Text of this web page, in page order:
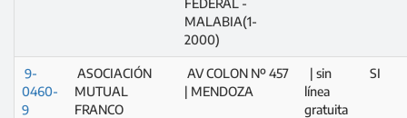
MALABIA(1-
2000)
9-
0460-
9
ASOCIACIÓN
MUTUAL
FRANCO
AV COLON Nº 457
| MENDOZA
| sin
línea
gratuita
SI